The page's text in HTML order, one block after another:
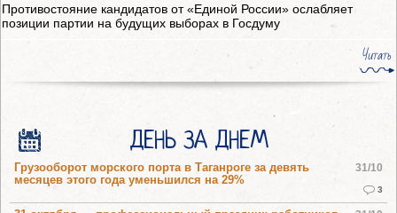
Противостояние кандидатов от «Единой России» ослабляет
позиции партии на будущих выборах в Госдуму
Читать
ДЕНЬ ЗА ДНЕМ
31/10
3
Грузооборот морского порта в Таганроге за девять
месяцев этого года уменьшился на 29%